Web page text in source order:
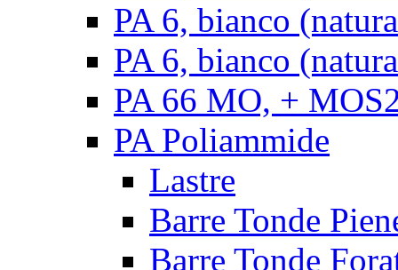
PA 6, bianco
PA 6, bianco
PA 66 MO, +
PA Poliammide
Lastre
Barre Tonde
Barre Tonde